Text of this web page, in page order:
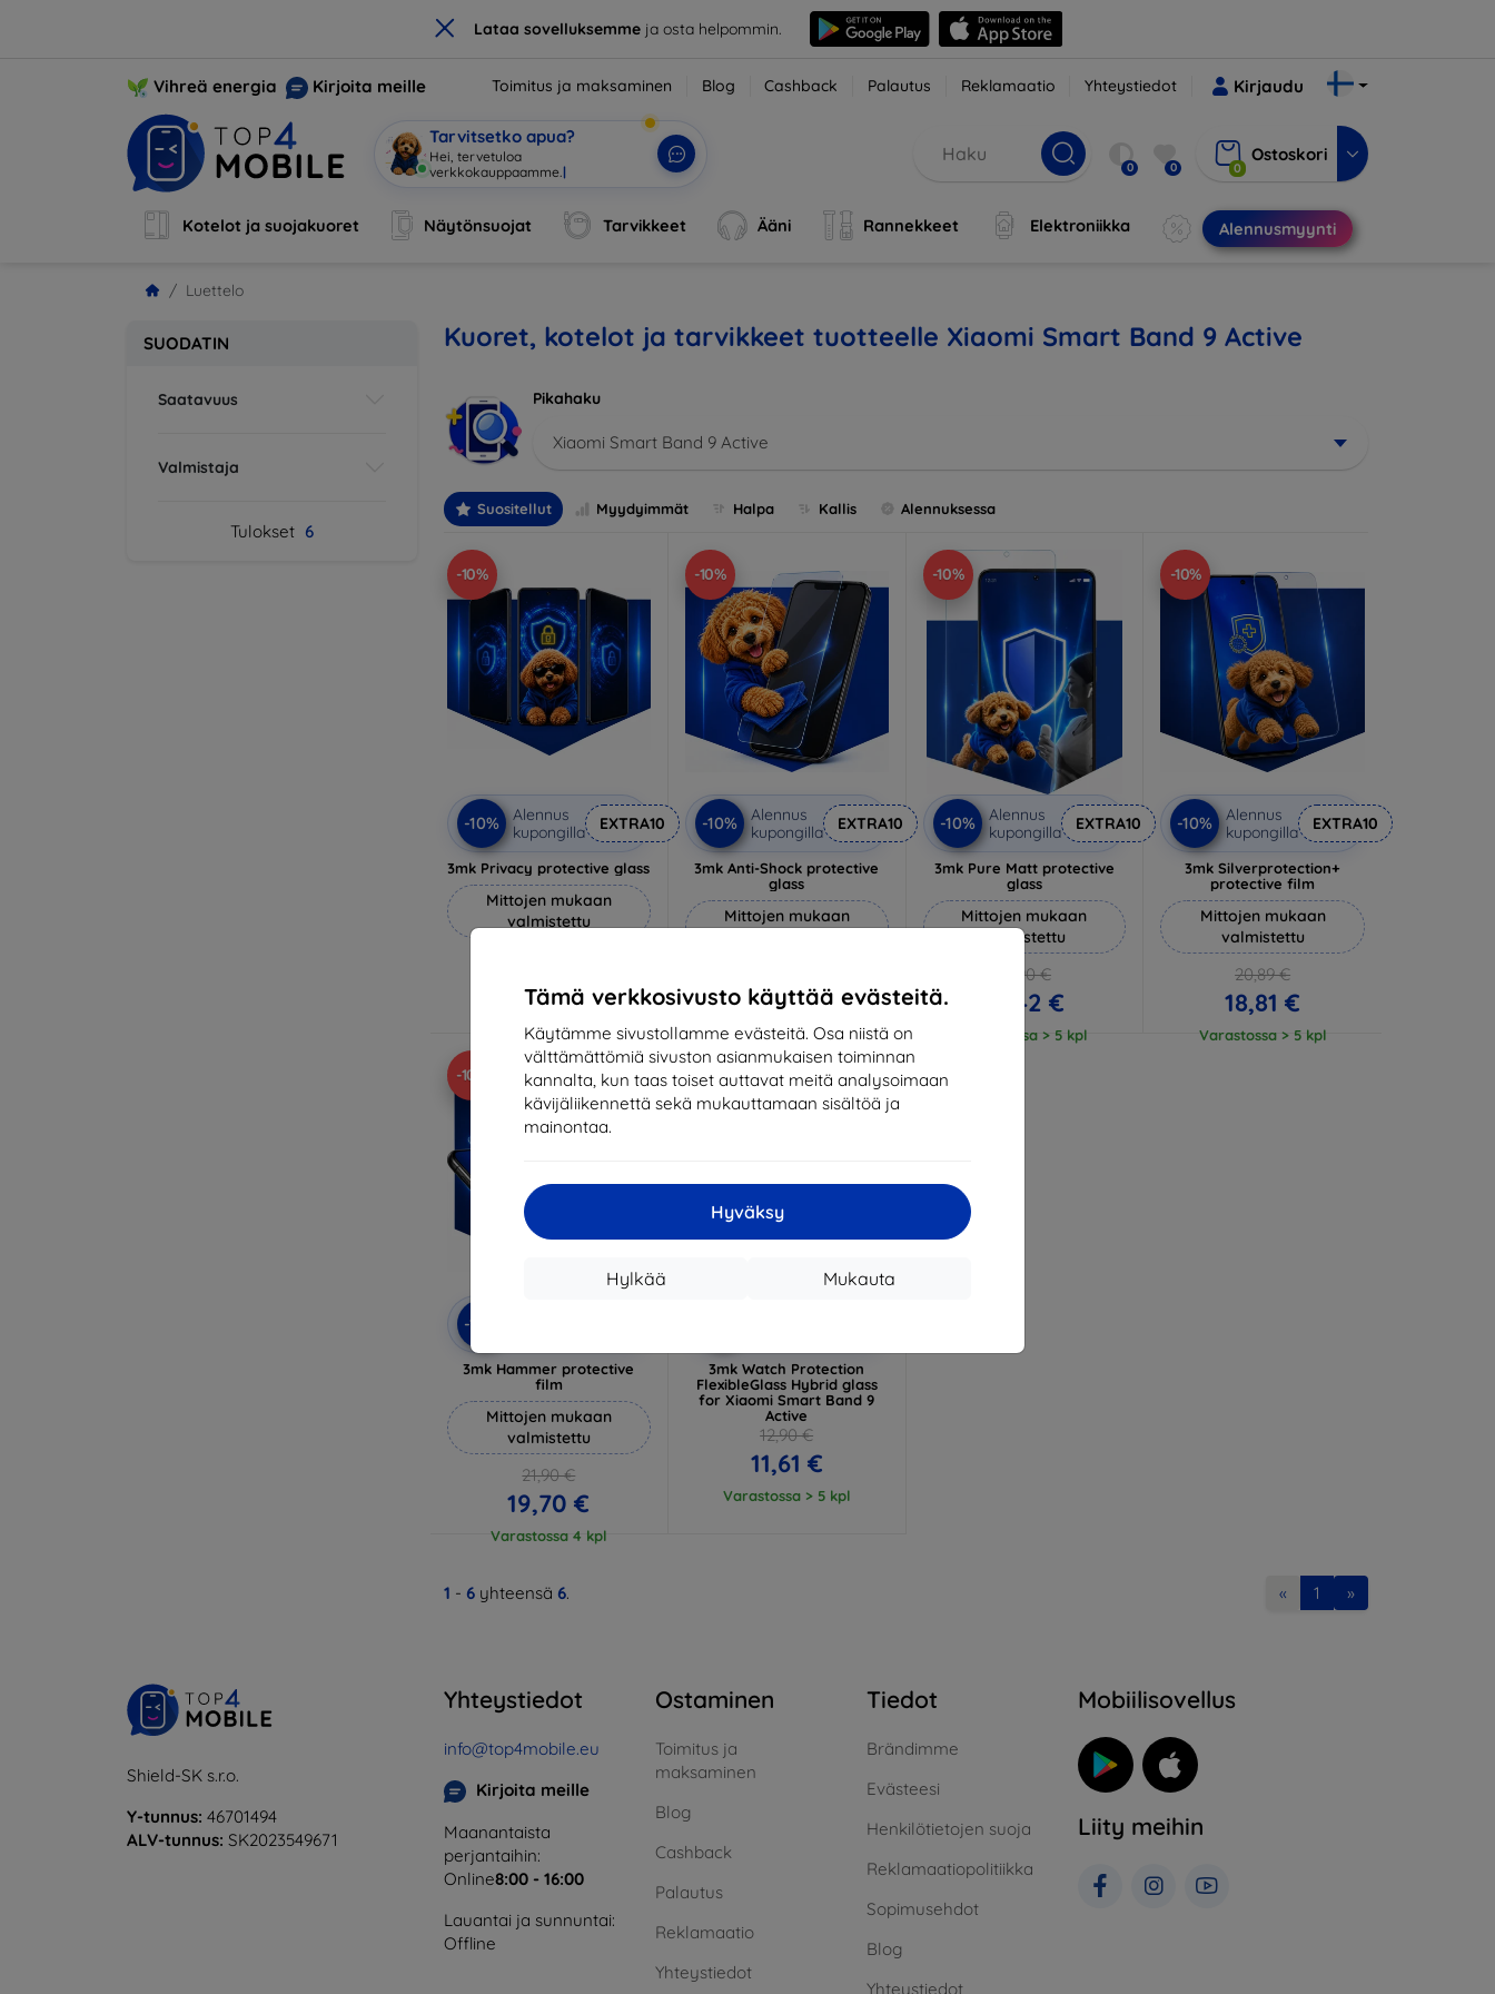
× Lataa sovelluksemmeja osta helpommin.
Tämä verkkosivusto käyttää evästeitä.
Käytämme sivustollamme evästeitä. Osa niistä on
välttämättömiä sivuston asianmukaisen toiminnan
kannalta, kun taas toiset auttavat meitä analysoimaan
kävijäliikennettä sekä mukauttamaan sisältöä ja
mainontaa.
Hyväksy
Mukauta
Hylkää
Vihreä energia Kirjoita meille Toimitus ja maksaminen Blog Cashback Palautus Reklamaatio Yhteystiedot Kirjaudu
Tarvitsetko apua?
Hei, tervetuloa verkkokauppa 0 0 0
Ostoskori
Kotelot ja suojakuoret Näytönsuojat Tarvikkeet Ääni Rannekkeet Elektroniikka Alennusmyynti
Luettelo
SUODATIN
Saatavuus
Valmistaja
Tulokset 6
Kuoret, kotelot ja tarvikkeet tuotteelle Xiaomi Smart Band 9 Active
Pikahaku
Xiaomi Smart Band 9 Active
Suositellut Myydyimmät Halpa Kallis Alennuksessa
-10%
-10%
Alennus
kupongilla
EXTRA10
3mk Privacy protective glass
Mittojen mukaan
valmistettu
20,61 €
-10%
-10%
Alennus
kupongilla
EXTRA10
3mk Anti-Shock protective
glass
Mittojen mukaan
17,01 €
Varastossa > 5 kpl
-10%
-10%
Alennus
kupongilla
EXTRA10
3mk Pure Matt protective
glass
Mittojen mukaan
valmistettu
14,90 €
13,42 €
Varastossa > 5 kpl
-10%
-10%
Alennus
kupongilla
EXTRA10
3mk Silverprotection+
protective film
Mittojen mukaan
valmistettu
20,89 €
18,81 €
Varastossa > 5 kpl
-10%
-10%
3mk Hammer protective
film
Mittojen mukaan
valmistettu
21,90 €
19,70 €
Varastossa 4 kpl
-10%
3mk Watch Protection
FlexibleGlass Hybrid glass
for Xiaomi Smart Band 9
Active
12,90 €
11,61 €
Varastossa > 5 kpl
1 - 6 yhteensä 6. « 1 »
Shield-SK s.r.o.
Y-tunnus: 46701494
ALV-tunnus: SK2023549671
Yhteystiedot
info@top4mobile.eu
Kirjoita meille
Maanantaista
perjantaihin:
Online8:00 - 16:00
Lauantai ja sunnuntai:
Offline
Ostaminen
Toimitus ja
maksaminen
Blog
Cashback
Palautus
Reklamaatio
Yhteystiedot
Tiedot
Brändimme
Evästeesi
Henkilötietojen suoja
Reklamaatiopolitiikka
Sopimusehdot
Blog
Yhteystiedot
Mobiilisovellus
Liity meihin